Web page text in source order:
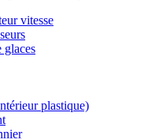
vitesse
glaces
plastique)